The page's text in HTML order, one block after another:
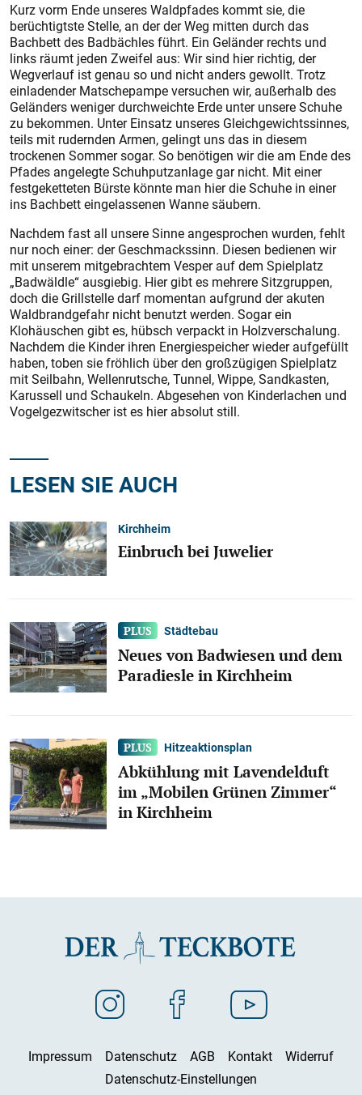
Kurz vorm Ende unseres Waldpfades kommt sie, die
berüchtigtste Stelle, an der der Weg mitten durch das
Bachbett des Badbächles führt. Ein Geländer rechts und
links räumt jeden Zweifel aus: Wir sind hier richtig, der
Wegverlauf ist genau so und nicht anders gewollt. Trotz
einladender Mat­sche­pam­pe versuchen wir, außerhalb des
Geländers weniger durchweichte Erde unter unsere Schuhe
zu bekommen. Unter Einsatz unseres Gleichgewichtssinnes,
teils mit rudernden Armen, gelingt uns das in diesem
trockenen Sommer sogar. So benötigen wir die am Ende des
Pfades angelegte Schuhputzanlage gar nicht. Mit einer
festgeketteten Bürste könnte man hier die Schuhe in einer
ins Bachbett eingelassenen Wanne säubern.
Nachdem fast all unsere Sinne angesprochen wurden, fehlt
nur noch einer: der Geschmackssinn. Diesen bedienen wir
mit unserem mitgebrachtem Vesper auf dem Spielplatz
„Badwäldle“ ausgiebig. Hier gibt es mehrere Sitzgruppen,
doch die Grillstelle darf momentan aufgrund der akuten
Waldbrandgefahr nicht benutzt werden. Sogar ein
Klohäuschen gibt es, hübsch verpackt in Holzverschalung.
Nachdem die Kinder ihren Energiespeicher wieder aufgefüllt
haben, toben sie fröhlich über den großzügigen Spielplatz
mit Seilbahn, Wellenrutsche, Tunnel, Wippe, Sand­kas­ten,
Karussell und Schaukeln. Abgesehen von Kinderlachen und
Vogelgezwitscher ist es hier absolut still.
LESEN SIE AUCH
Kirchheim
Einbruch bei Juwelier
Städtebau
Neues von Badwiesen und dem
Paradiesle in Kirchheim
Hitzeaktionsplan
Abkühlung mit Lavendelduft
im „Mobilen Grünen Zimmer“
in Kirchheim
Impressum Datenschutz AGB Kontakt
Widerruf
Datenschutz-Einstellungen